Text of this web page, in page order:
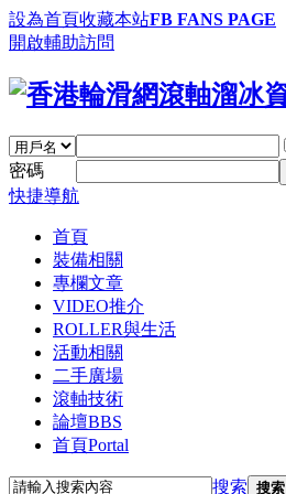
設為首頁收藏本站FB FANS PAGE
開啟輔助訪問
密碼
快捷導航
首頁
裝備相關
專欄文章
VIDEO推介
ROLLER與生活
活動相關
二手廣場
滾軸技術
論壇BBS
首頁Portal
搜索 搜索